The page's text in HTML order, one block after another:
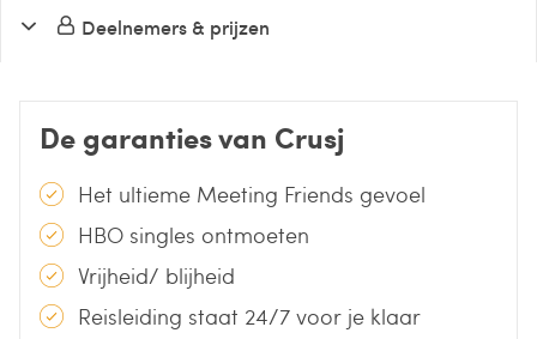
Deelnemers & prijzen
De garanties van Crusj
Het ultieme Meeting Friends gevoel
HBO singles ontmoeten
Vrijheid/ blijheid
Reisleiding staat 24/7 voor je klaar